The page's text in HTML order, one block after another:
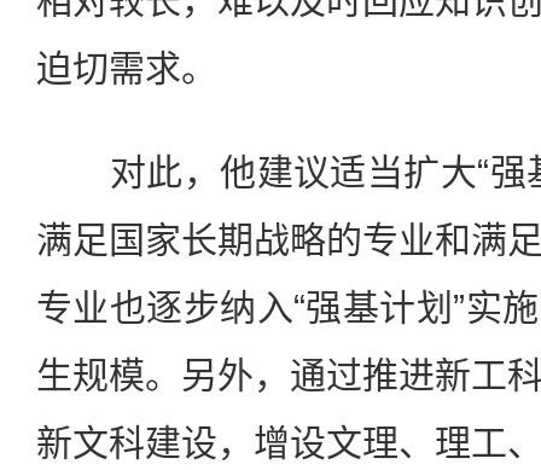
迫切需求。
对此，他建议适当扩大“强
满足国家长期战略的专业和满
专业也逐步纳入“强基计划”实
生规模。另外，通过推进新工
新文科建设，增设文理、理工